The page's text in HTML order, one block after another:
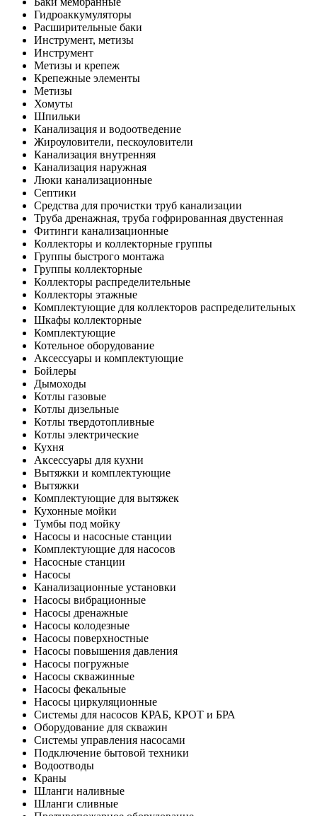
Гидроаккумуляторы
Расширительные баки
Инструмент, метизы
Инструмент
Метизы и крепеж
Крепежные элементы
Метизы
Хомуты
Шпильки
Канализация и водоотведение
Жироуловители, пескоуловители
Канализация внутренняя
Канализация наружная
Люки канализационные
Септики
Средства для прочистки труб канализации
Труба дренажная, труба гофрированная двустенная
Фитинги канализационные
Коллекторы и коллекторные группы
Группы быстрого монтажа
Группы коллекторные
Коллекторы распределительные
Коллекторы этажные
Комплектующие для коллекторов распределительных
Шкафы коллекторные
Комплектующие
Котельное оборудование
Аксессуары и комплектующие
Бойлеры
Дымоходы
Котлы газовые
Котлы дизельные
Котлы твердотопливные
Котлы электрические
Кухня
Аксессуары для кухни
Вытяжки и комплектующие
Вытяжки
Комплектующие для вытяжек
Кухонные мойки
Тумбы под мойку
Насосы и насосные станции
Комплектующие для насосов
Насосные станции
Насосы
Канализационные установки
Насосы вибрационные
Насосы дренажные
Насосы колодезные
Насосы поверхностные
Насосы повышения давления
Насосы погружные
Насосы скважинные
Насосы фекальные
Насосы циркуляционные
Системы для насосов КРАБ, КРОТ и БРА
Оборудование для скважин
Системы управления насосами
Подключение бытовой техники
Водоотводы
Краны
Шланги наливные
Шланги сливные